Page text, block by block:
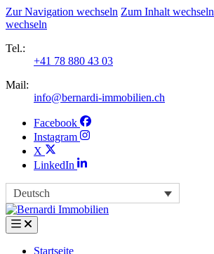
Zur Navigation wechseln Zum Inhalt wechseln
wechseln
Tel.:
+41 78 880 43 03
Mail:
info@bernardi-immobilien.ch
Facebook
Instagram
X
LinkedIn
Deutsch
Startseite